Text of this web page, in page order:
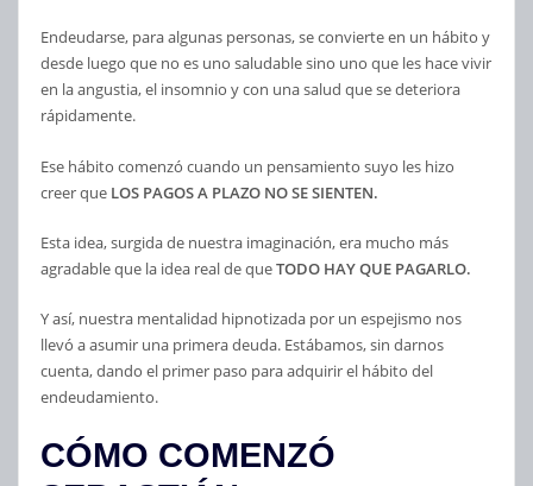
Endeudarse, para algunas personas, se convierte en un hábito y
desde luego que no es uno saludable sino uno que les hace vivir
en la angustia, el insomnio y con una salud que se deteriora
rápidamente.
Ese hábito comenzó cuando un pensamiento suyo les hizo
creer que LOS PAGOS A PLAZO NO SE SIENTEN.
Esta idea, surgida de nuestra imaginación, era mucho más
agradable que la idea real de queTODO HAY QUE PAGARLO.
Y así, nuestra mentalidad hipnotizada por un espejismo nos
llevó a asumir una primera deuda. Estábamos, sin darnos
cuenta, dando el primer paso para adquirir el hábito del
endeudamiento.
CÓMO COMENZÓ